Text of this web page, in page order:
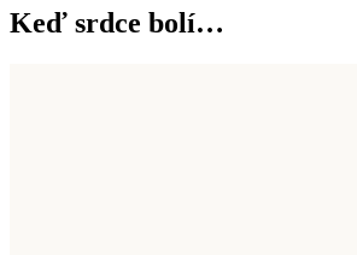
Keď srdce bolí…